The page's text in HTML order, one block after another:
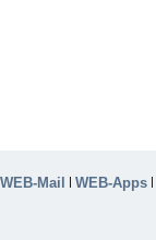
WEB-Mail | WEB-Apps |